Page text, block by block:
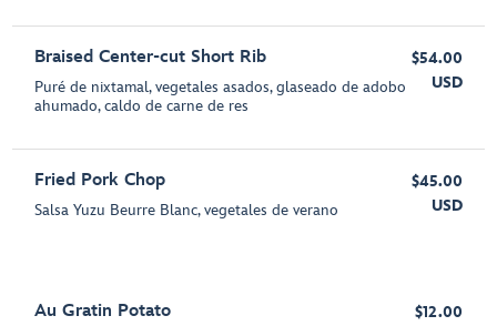
Braised Center-cut Short Rib
Puré de nixtamal, vegetales asados, glaseado de adobo
ahumado, caldo de carne de res
$54.00
USD
Fried Pork Chop
Salsa Yuzu Beurre Blanc, vegetales de verano
$45.00
USD
Au Gratin Potato
$12.00